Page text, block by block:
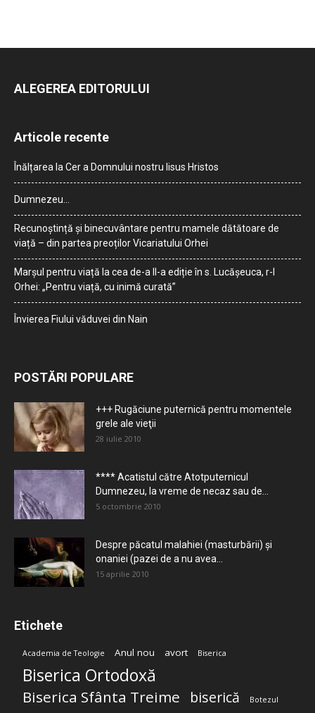
ALEGEREA EDITORULUI
Articole recente
Înălțarea la Cer a Domnului nostru Iisus Hristos
Dumnezeu…
Recunoștință și binecuvântare pentru mamele dătătoare de
viață – din partea preoților Vicariatului Orhei
Marșul pentru viață la cea de-a II-a ediție în s. Lucășeuca, r-l
Orhei: „Pentru viață, cu inimă curată”
Învierea Fiului văduvei din Nain
POSTĂRI POPULARE
+++ Rugăciune puternică pentru momentele
grele ale vieţii
28 iulie 2010
**** Acatistul către Atotputernicul
Dumnezeu, la vreme de necaz sau de...
5 octombrie 2010
Despre păcatul malahiei (masturbării) şi
onaniei (pazei de a nu avea...
15 aprilie 2010
Etichete
Academia de Teologie Anul nou avort Biserica
Biserica Ortodoxă
Biserica Sfânta Treime biserică Botezul